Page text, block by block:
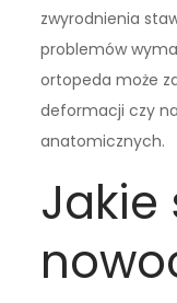
zwyrodnienia
problemów
ortopeda może
deformacji czy
anatomicznych.
Jakie